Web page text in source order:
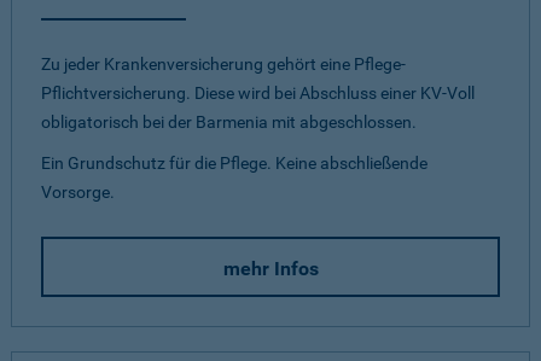
Zu jeder Krankenversicherung gehört eine Pflege-
Pflichtversicherung. Diese wird bei Abschluss einer KV-Voll
obligatorisch bei der Barmenia mit abgeschlossen.
Ein Grundschutz für die Pflege. Keine abschließende
Vorsorge.
mehr Infos